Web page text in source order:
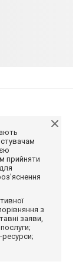
прийняти
з
заяви,
ресурси;